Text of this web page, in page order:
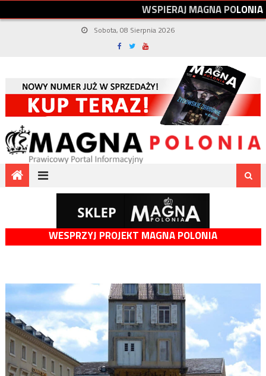
WSPIERAJMAGNAPOLONIA
Sobota, 08 Sierpnia 2026
WESPRZYJ PROJEKT MAGNA POLONIA